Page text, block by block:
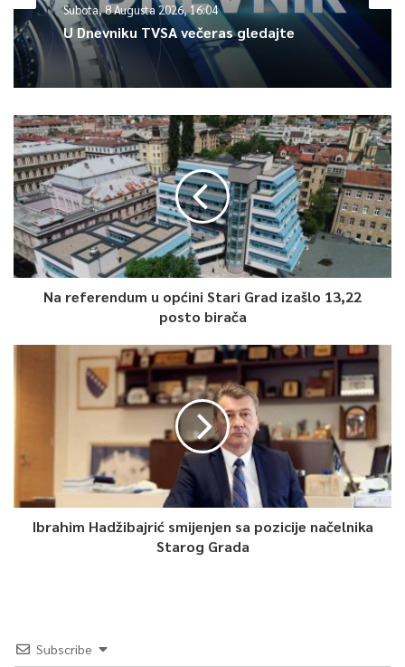
No da se može efikasno raditi pokazao je prethodni projekat
na ovoj mjesnoj zajednici kad je u ulicama Hamid Beširevića i
Gornja Breka položeno 6 km cjevovoda, od toga 4 km
firma je sve uspješno izvela, jedino je nastao problem kod
asfaltiranja kad se nakon općinskih izbora moralo čekati godinu
dana da se izabere izvođač radova.
U slučaju Panjina Kula probleme imaju i vozači posebno javnog
prevoza na glavnoj saobraćajnici od bolnice Podhrastovi prema
Sedreniku. Kiša tucanik nanosi na kolovoz koji je davno
dotrajao i sad prijeti opasnost od probijanja gume i loma
stakla na vozilima te ozlijede pješaka.
0
Article Rating
Subota, 8 Augusta 2026, 16:04
U Dnevniku TVSA večeras gledajte
Na referendum u općini Stari Grad izašlo 13,22
posto birača
Ibrahim Hadžibajrić smijenjen sa pozicije načelnika
Starog Grada
Subscribe